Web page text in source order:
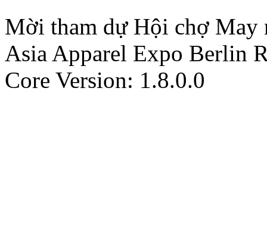
Mời tham dự Hội chợ
Asia Apparel Expo Berlin
Core Version: 1.8.0.0